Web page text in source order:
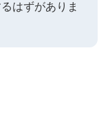
はずがありま